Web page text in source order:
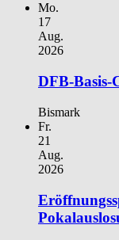
Mo.
17
Aug.
2026
DFB-Basis-
Bismark
Fr.
21
Aug.
2026